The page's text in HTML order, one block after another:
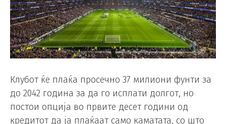
Клубот ќе плаќа просечно 37 милиони фунти за
до 2042 година за да го исплати долгот, но
постои опција во првите десет години од
кредитот да ја плаќаат само каматата, со што